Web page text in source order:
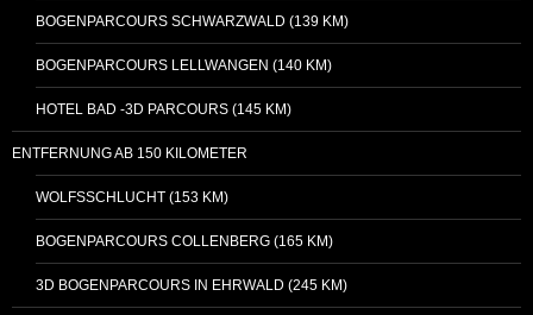
BOGENPARCOURS SCHWARZWALD (139 KM)
BOGENPARCOURS LELLWANGEN (140 KM)
HOTEL BAD -3D PARCOURS (145 KM)
ENTFERNUNG AB 150 KILOMETER
WOLFSSCHLUCHT (153 KM)
BOGENPARCOURS COLLENBERG (165 KM)
3D BOGENPARCOURS IN EHRWALD (245 KM)